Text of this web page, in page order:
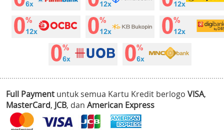
Full Payment untuk semua Kartu Kredit berlogo VISA,
MasterCard, JCB, dan American Express